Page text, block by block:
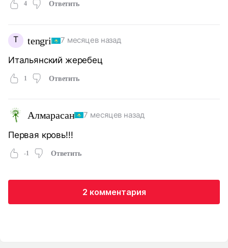
4 Ответить
T tengri 7 месяцев назад
Итальянский жеребец
1 Ответить
Алмарасан 7 месяцев назад
Первая кровь!!!
-1 Ответить
2 комментария